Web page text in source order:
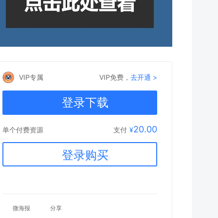
VIP专属 VIP免费，去开通 >
登录下载
单个付费资源 支付 ¥20.00
登录购买
微海报 分享